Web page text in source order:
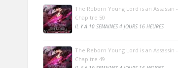
The Reborn Young Lord is an Assassin -
Chapitre 50
IL Y A 10 SEMAINES 4 JOURS 16 HEURES
The Reborn Young Lord is an Assassin -
Chapitre 49